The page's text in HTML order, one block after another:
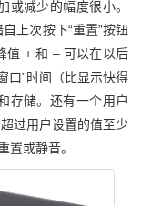
或减少的幅度很小。
上次按下“重置”按钮
值 + 和 – 可以在以后
口”时间（比显示快得
存储。还有一个用户
过用户设置的值至少
置或静音。